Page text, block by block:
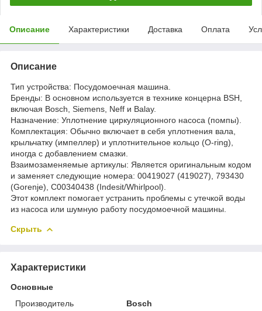
Описание Характеристики Доставка Оплата
Описание
Тип устройства: Посудомоечная машина.
Бренды: В основном используется в технике концерна BSH,
включая Bosch, Siemens, Neff и Balay.
Назначение: Уплотнение циркуляционного насоса (помпы).
Комплектация: Обычно включает в себя уплотнения вала,
крыльчатку (импеллер) и уплотнительное кольцо (O-ring),
иногда с добавлением смазки.
Взаимозаменяемые артикулы: Является оригинальным кодом
и заменяет следующие номера: 00419027 (419027), 793430
(Gorenje), C00340438 (Indesit/Whirlpool).
Этот комплект помогает устранить проблемы с утечкой воды
из насоса или шумную работу посудомоечной машины.
Скрыть
Характеристики
Основные
Производитель
Bosch